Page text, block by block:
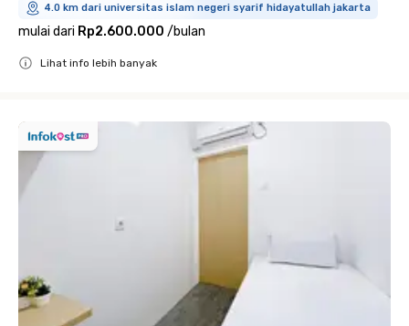
4.0 km dari universitas islam negeri syarif hidayatullah jakarta
mulai dari Rp2.600.000 /bulan
Lihat info lebih banyak